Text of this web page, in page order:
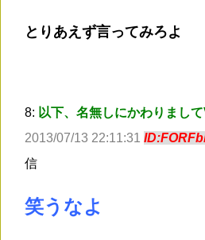
とりあえず言ってみろよ
8: 以下、名無しにかわりまし
2013/07/13 22:11:31
信
笑うなよ